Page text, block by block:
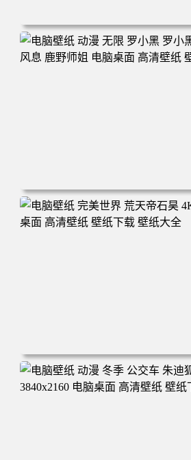
电脑壁纸 柯南和小兰背靠背 夕阳 日
面 高清壁纸 壁纸下载 壁纸大全
电脑壁纸 动漫 无限 罗小黑 罗小黑战
鹿野师姐 电脑桌面 高清壁纸 壁纸下载
电脑壁纸 完美世界 荒天帝石昊 4K高
高清壁纸 壁纸下载 壁纸大全